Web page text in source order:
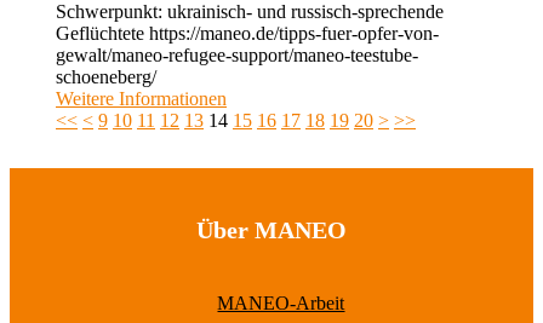
Schwerpunkt: ukrainisch- und russisch-sprechende
Geflüchtete https://maneo.de/tipps-fuer-opfer-von-
gewalt/maneo-refugee-support/maneo-teestube-
schoeneberg/
Weitere Informationen
<< < 9 10 11 12 13 14 15 16 17 18 19 20 > >>
Über MANEO
MANEO-Arbeit